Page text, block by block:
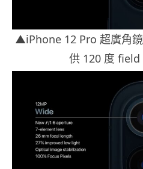
▲iPhone 12 Pro 超廣角
供 120 度